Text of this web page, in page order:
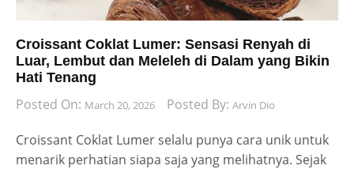
Croissant Coklat Lumer: Sensasi Renyah di
Luar, Lembut dan Meleleh di Dalam yang Bikin
Hati Tenang
Posted On: March 20, 2026 Posted By: Arvin Dio
Croissant Coklat Lumer selalu punya cara unik untuk
menarik perhatian siapa saja yang melihatnya. Sejak